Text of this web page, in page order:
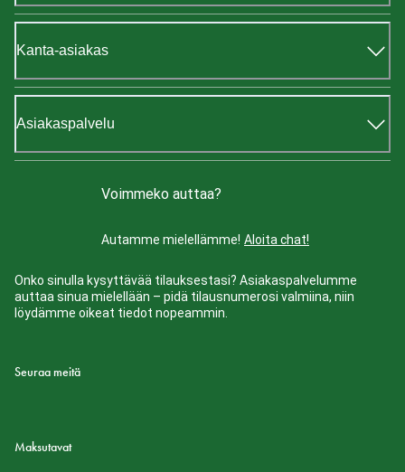
Kanta-asiakas
Asiakaspalvelu
Voimmeko auttaa?
Autamme mielellämme! Aloita chat!
Onko sinulla kysyttävää tilauksestasi? Asiakaspalvelumme
auttaa sinua mielellään – pidä tilausnumerosi valmiina, niin
löydämme oikeat tiedot nopeammin.
Seuraa meitä
Maksutavat